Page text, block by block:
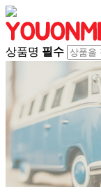
상품명 필수